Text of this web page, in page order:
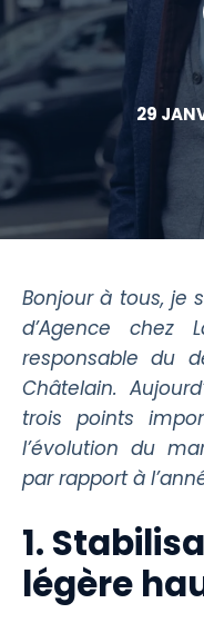
29
Bonjour à tous, je
d’Agence
responsable du
Châtelain.
trois points
l’évolution du
par rapport à
1.
légère